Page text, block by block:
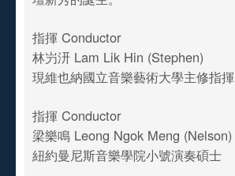
指揮 Conductor
林屶汧 Lam Lik Hin (Stephen)
現維也納國立音樂藝術大學主修指揮
指揮 Conductor
梁樂鳴 Leong Ngok Meng (Nelson)
紐約曼尼斯音樂學院小號演奏碩士